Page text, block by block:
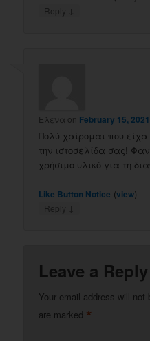
Reply
Ελενα on February 15,
Πολύ χαίρομαι που
την ιστοσελίδα σας!
χρήσιμο υλικό για τη
Like Button Notice (view)
Reply
Leave a Reply
Your email address will not
are marked *